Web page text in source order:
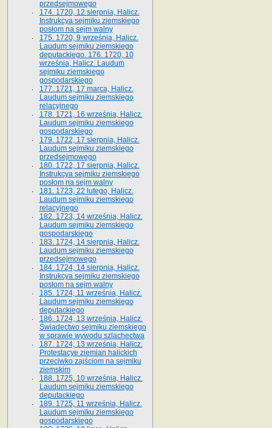
przedsejmowego
174. 1720, 12 sierpnia, Halicz.
Instrukcya sejmiku ziemskiego
posłom na sejm walny
175. 1720, 9 września, Halicz.
Laudum sejmiku ziemskiego
deputackiego. 176. 1720, 10
września, Halicz. Laudum
sejmiku ziemskiego
gospodarskiego
177. 1721, 17 marca, Halicz.
Laudum sejmiku ziemskiego
relacyjnego
178. 1721, 16 września, Halicz.
Laudum sejmiku ziemskiego
gospodarskiego
179. 1722, 17 sierpnia, Halicz.
Laudum sejmiku ziemskiego
przedsejmowego
180. 1722, 17 sierpnia, Halicz.
Instrukcya sejmiku ziemskiego
posłom na sejm walny
181. 1723, 22 lutego, Halicz.
Laudum sejmiku ziemskiego
relacyjnego
182. 1723, 14 września, Halicz.
Laudum sejmiku ziemskiego
gospodarskiego
183. 1724, 14 sierpnia, Halicz.
Laudum sejmiku ziemskiego
przedsejmowego
184. 1724, 14 sierpnia, Halicz.
Instrukcya sejmiku ziemskiego
posłom na sejm walny
185. 1724, 11 września, Halicz.
Laudum sejmiku ziemskiego
deputackiego
186. 1724, 13 września, Halicz.
Świadectwo sejmiku ziemskiego
w sprawie wywodu szlachectwa
187. 1724, 13 września, Halicz.
Protestacye ziemian halickich
przeciwko zajściom na sejmiku
ziemskim
188. 1725, 10 września, Halicz.
Laudum sejmiku ziemskiego
deputackiego
189. 1725, 11 września, Halicz.
Laudum sejmiku ziemskiego
gospodarskiego